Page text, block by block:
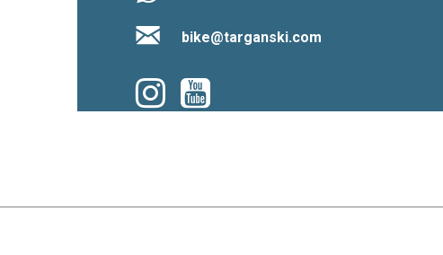
bike@targanski.com